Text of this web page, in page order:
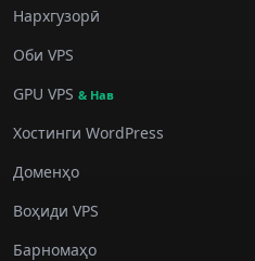
Нархгузорӣ
Оби VPS
GPU VPS & Нав
Хостинги WordPress
Доменҳо
Воҳиди VPS
Барномаҳо